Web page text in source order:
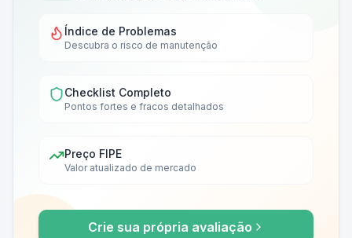
Índice de Problemas
Descubra o risco de manutenção
Checklist Completo
Pontos fortes e fracos detalhados
Preço FIPE
Valor atualizado de mercado
Crie sua própria avaliação